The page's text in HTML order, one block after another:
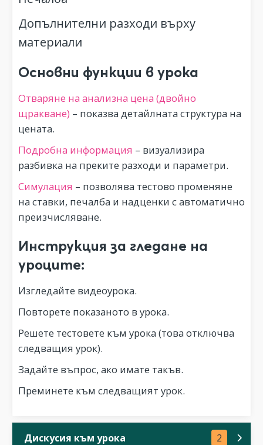
Допълнителни разходи върху
материали
Основни функции в урока
Отваряне на анализна цена (двойно
щракване) – показва детайлната структура на
цената.
Подробна информация – визуализира
разбивка на преките разходи и параметри.
Симулация – позволява тестово променяне
на ставки, печалба и надценки с автоматично
преизчисляване.
Инструкция за гледане на
уроците:
Изгледайте видеоурока.
Повторете показаното в урока.
Решете тестовете към урока (това отключва
следващия урок).
Задайте въпрос, ако имате такъв.
Преминете към следващият урок.
Дискусия към урока 2